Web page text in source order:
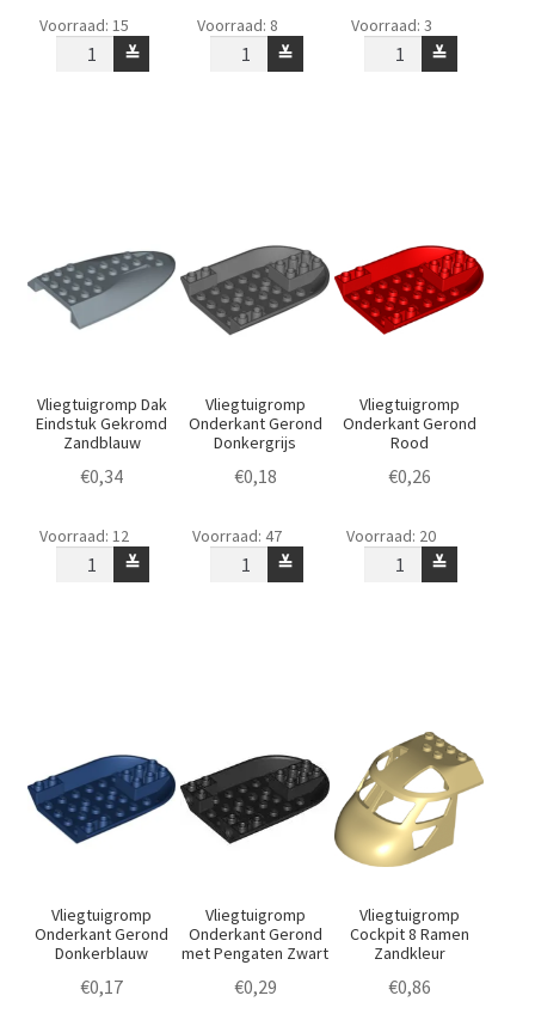
Vliegtuigromp
Staartstuk
Gerond
≚
Voorraad: 15
Vliegtuigromp
Dak
Eindstuk
≚
Voorraad: 8
Vliegtuigromp
Dak
Eindstuk
≚
Voorraad: 3
Vliegtuigromp Dak
Eindstuk Gekromd
Zandblauw
€0,34
Dak
Eindstuk
≚
Voorraad: 12
Vliegtuigromp
Onderkant Gerond
Donkergrijs
€0,18
Onderkant
Gerond
≚
Voorraad: 47
Vliegtuigromp
Onderkant Gerond
Rood
€0,26
Onderkant
Gerond
≚
Voorraad: 20
Vliegtuigromp
Onderkant Gerond
Donkerblauw
€0,17
Vliegtuigromp
Onderkant Gerond
met Pengaten Zwart
€0,29
Vliegtuigromp
Cockpit 8 Ramen
Zandkleur
€0,86